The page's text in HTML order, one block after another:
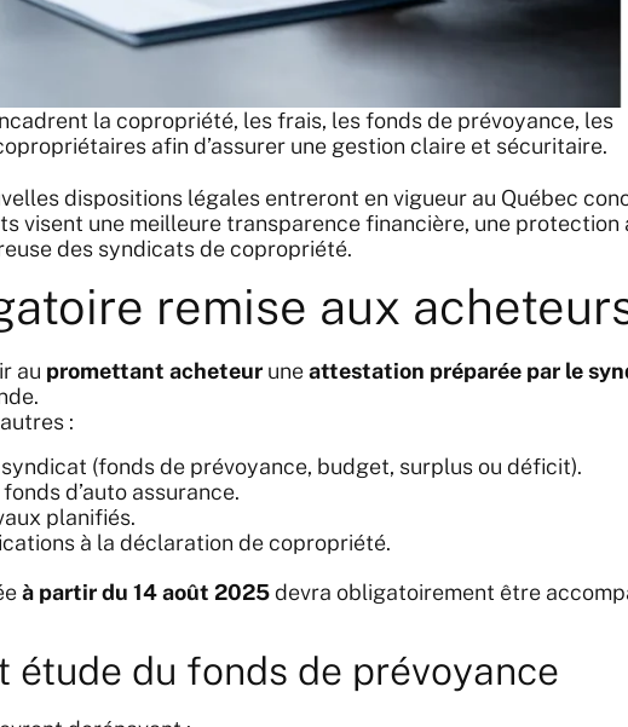
la copropriété, les frais, les fonds de prévoyance, les
afin d’assurer une gestion claire et sécuritaire.
dispositions légales entreront en vigueur au Québec
visent une meilleure transparence financière, une protection
des syndicats de copropriété.
remise aux
au promettant acheteur uneattestation préparée par le
:
(fonds de prévoyance, budget, surplus ou déficit).
d’auto assurance.
planifiés.
à la déclaration de copropriété.
à partir du 14 août 2025devra obligatoirement être
étude du fonds de prévoyance